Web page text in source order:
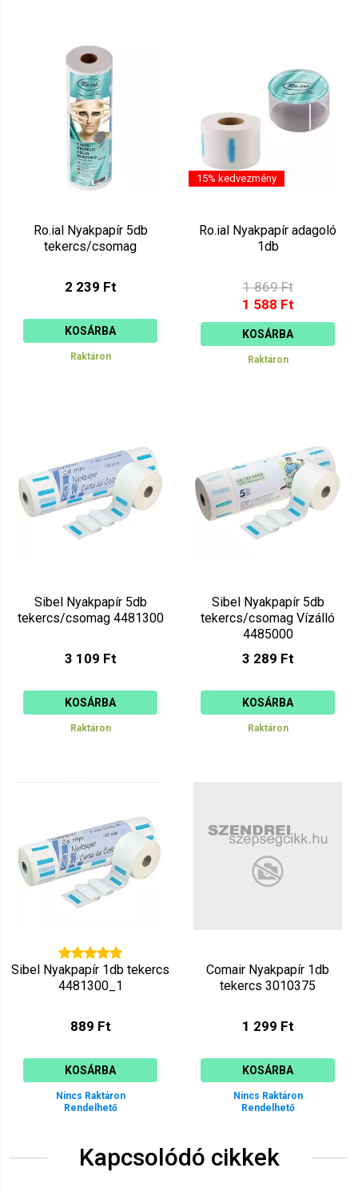
Ro.ial Nyakpapír 5db
tekercs/csomag
2 239 Ft
KOSÁRBA
Raktáron
15% kedvezmény
Ro.ial Nyakpapír adagoló
1db
1 869 Ft
1 588 Ft
KOSÁRBA
Raktáron
Sibel Nyakpapír 5db
tekercs/csomag 4481300
3 109 Ft
KOSÁRBA
Raktáron
Sibel Nyakpapír 5db
tekercs/csomag Vízálló
4485000
3 289 Ft
KOSÁRBA
Raktáron
Sibel Nyakpapír 1db tekercs
4481300_1
889 Ft
KOSÁRBA
Nincs Raktáron
Rendelhető
Comair Nyakpapír 1db
tekercs 3010375
1 299 Ft
KOSÁRBA
Nincs Raktáron
Rendelhető
Kapcsolódó cikkek